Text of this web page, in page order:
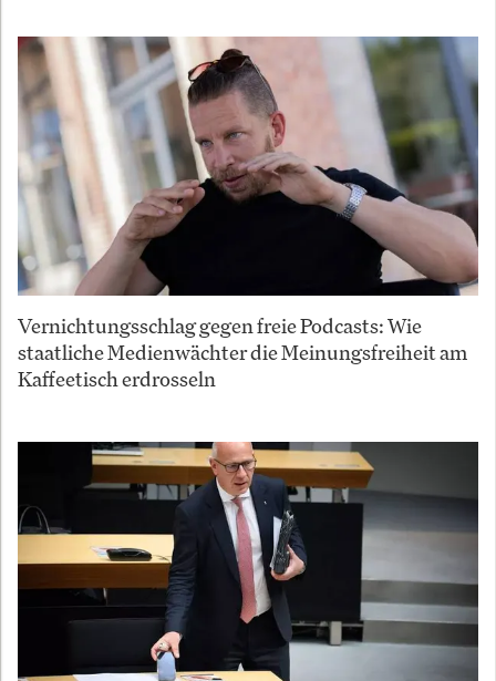
Vernichtungsschlag gegen freie Podcasts: Wie
staatliche Medienwächter die Meinungsfreiheit am
Kaffeetisch erdrosseln